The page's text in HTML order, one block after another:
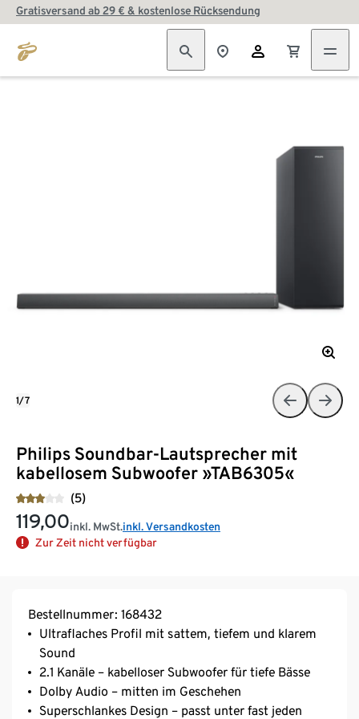
Gratisversand ab 29 € & kostenlose Rücksendung
Philips Soundbar-Lautsprecher mit
kabellosem Subwoofer »TAB6305«
(5)
119,00inkl. MwSt.inkl. Versandkosten
Zur Zeit nicht verfügbar
1/7
Bestellnummer: 168432
Ultraflaches Profil mit sattem, tiefem und klarem
Sound
2.1 Kanäle – kabelloser Subwoofer für tiefe Bässe
Dolby Audio – mitten im Geschehen
Superschlankes Design – passt unter fast jeden